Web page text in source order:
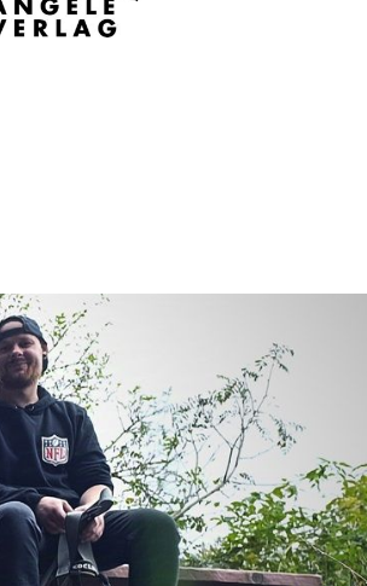
coffee table book, part step-
by-step guide, and part design
custom railings, inspired by
traveling, incorporating tricks
learned from many mentors,
and marking special
occasions. Individually, these
hooks are intriguing; together
in one book, they become
mesmerizing.